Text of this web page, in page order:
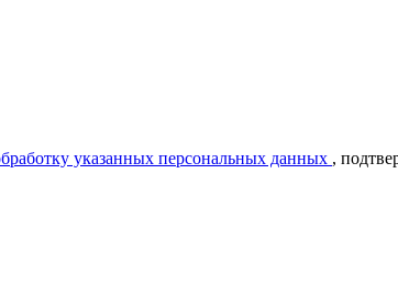
указанных персональных данных ,